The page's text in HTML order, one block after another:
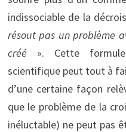
indissociable de la
résout pas un problème
créé ». Cette
scientifique peut tout à
d’une certaine façon
que le problème de la
inéluctable) ne peut pas